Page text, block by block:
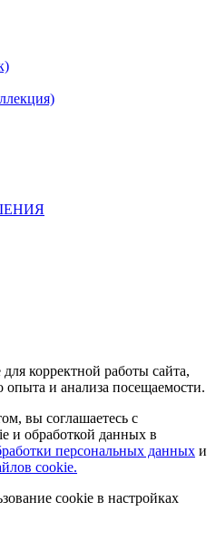
корректной работы сайта,
опыта и анализа посещаемости.
вы соглашаетесь с
и обработкой данных в
персональных данных и
cookie.
cookie в настройках